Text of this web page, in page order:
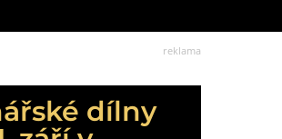
reklama
dílny